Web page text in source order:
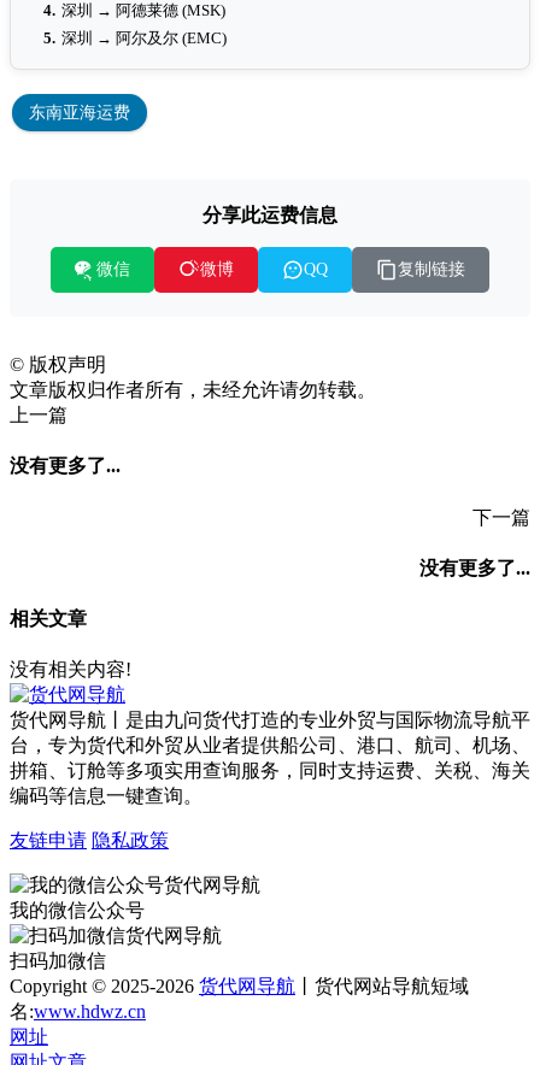
4. 深圳 → 阿德莱德 (MSK)
5. 深圳 → 阿尔及尔 (EMC)
东南亚海运费
分享此运费信息
微信 微博 QQ 复制链接
© 版权声明
文章版权归作者所有，未经允许请勿转载。
上一篇
没有更多了...
下一篇
没有更多了...
相关文章
没有相关内容!
货代网导航丨是由九问货代打造的专业外贸与国际物流导航平
台，专为货代和外贸从业者提供船公司、港口、航司、机场、
拼箱、订舱等多项实用查询服务，同时支持运费、关税、海关
编码等信息一键查询。
友链申请 隐私政策
我的微信公众号
扫码加微信
Copyright © 2025-2026 货代网导航 丨货代网站导航短域
名:www.hdwz.cn
网址